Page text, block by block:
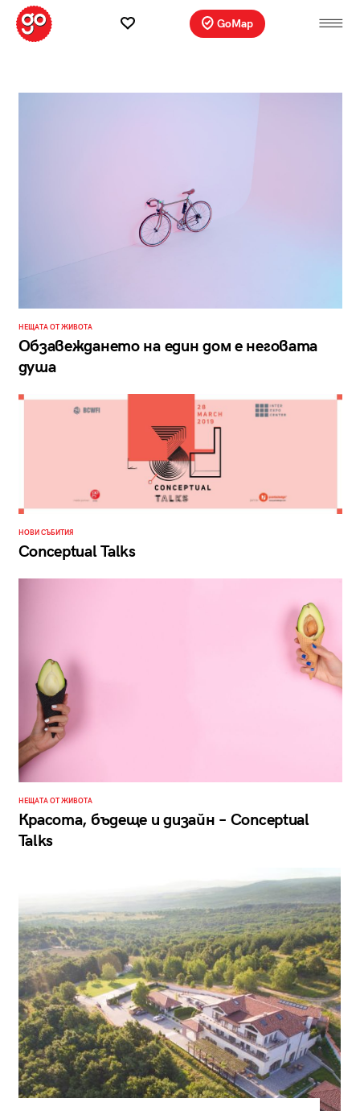
GoMap
НЕЩАТА ОТ ЖИВОТА
Обзавеждането на един дом е неговата
душа
НОВИ СЪБИТИЯ
Conceptual Talks
НЕЩАТА ОТ ЖИВОТА
Красота, бъдеще и дизайн – Conceptual
Talks